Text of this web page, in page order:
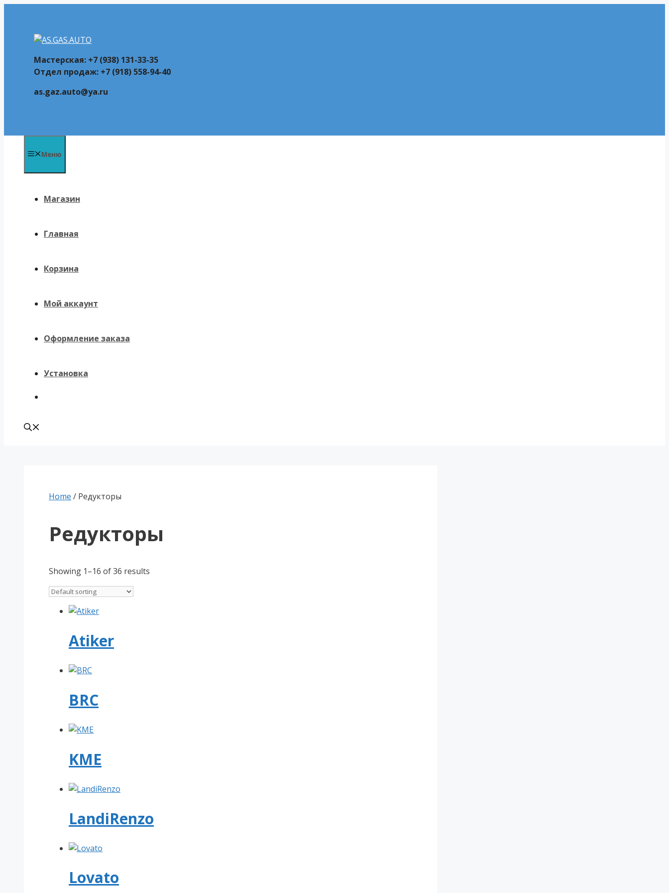
содержимому
Мастерская: +7 (938) 131-33-35
Отдел продаж: +7 (918) 558-94-40
as.gaz.auto@ya.ru
Меню
Магазин
Главная
Корзина
Мой аккаунт
Оформление заказа
Установка
Home / Редукторы
Редукторы
Showing 1–16 of 36 results
Atiker
BRC
KME
LandiRenzo
Lovato